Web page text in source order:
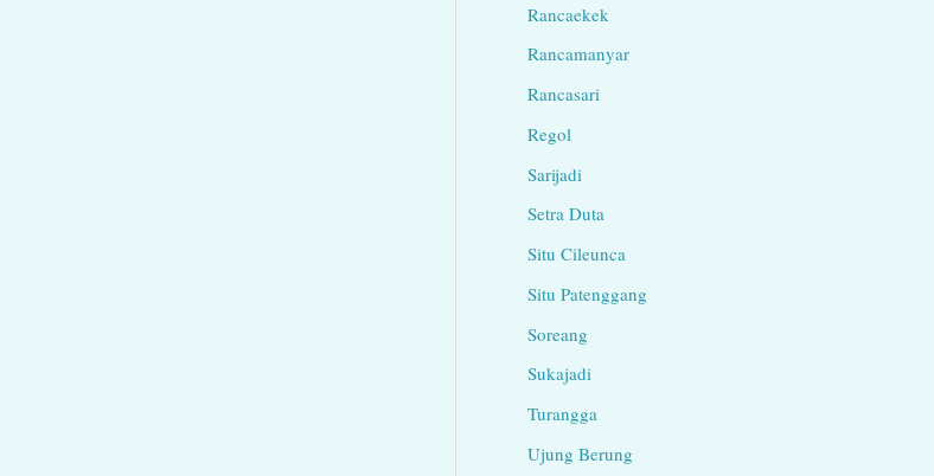
Rancaekek
Rancamanyar
Rancasari
Regol
Sarijadi
Setra Duta
Situ Cileunca
Situ Patenggang
Soreang
Sukajadi
Turangga
Ujung Berung